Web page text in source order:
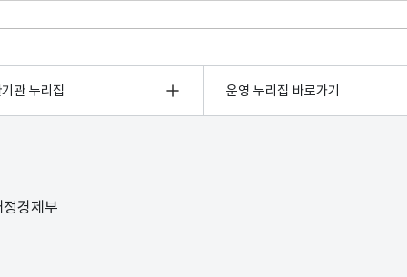
관 누리집 운영 누리집 바로가기
경제부